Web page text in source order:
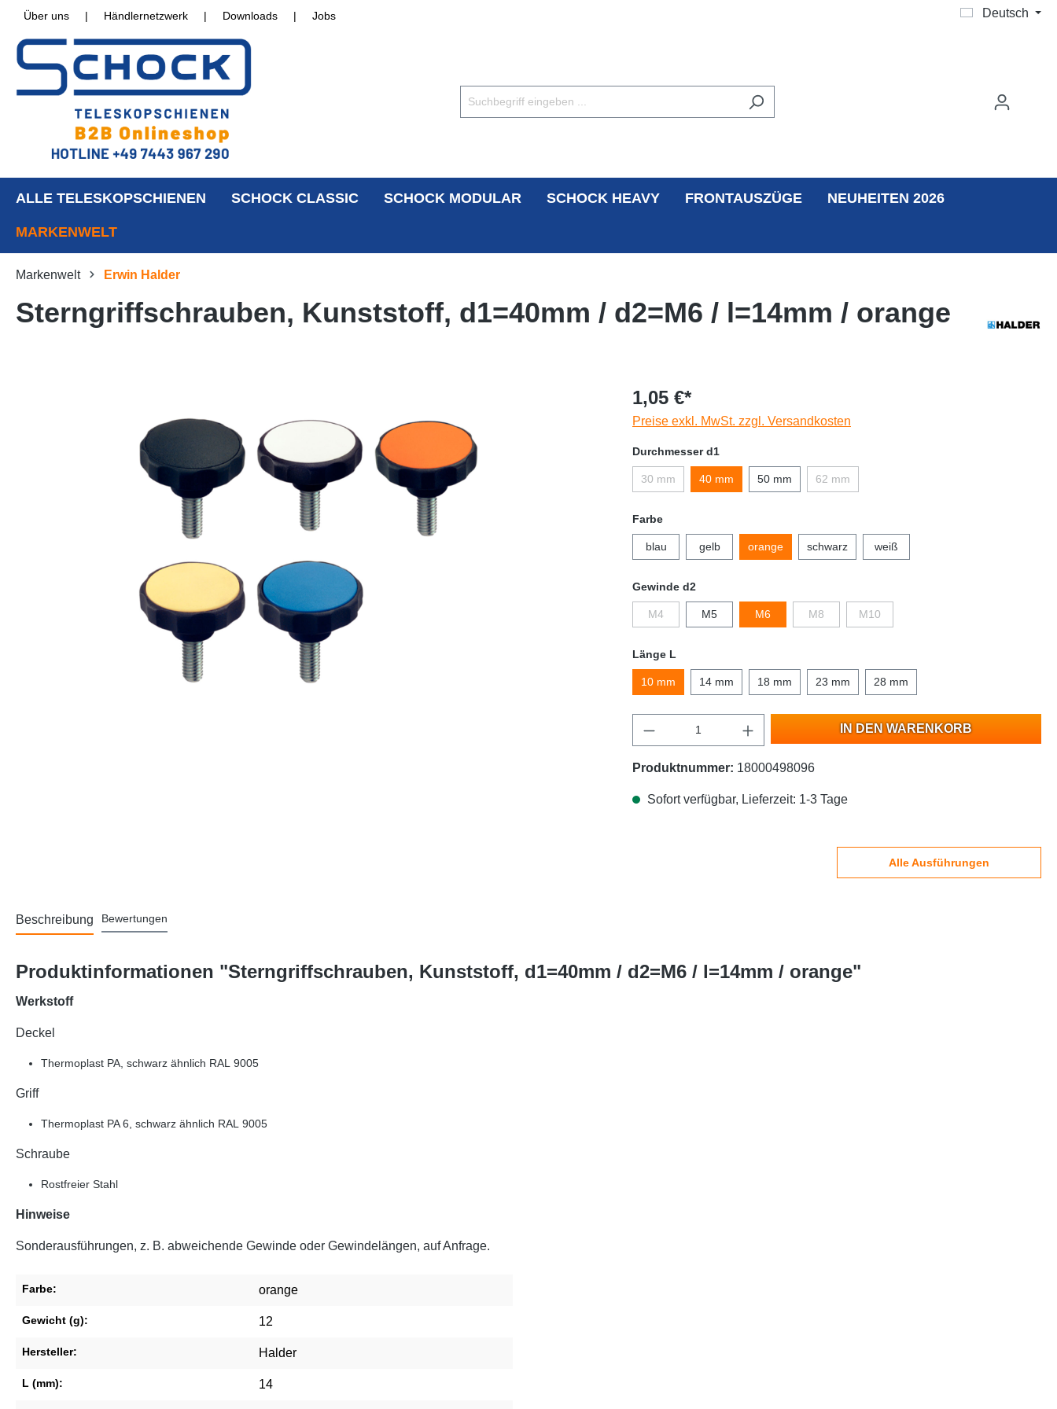
Über uns | Händlernetzwerk | Downloads | Jobs Deutsch
ALLE TELESKOPSCHIENEN SCHOCK CLASSIC SCHOCK MODULAR SCHOCK HEAVY FRONTAUSZÜGE NEUHEITEN 2026
MARKENWELT
Markenwelt Erwin Halder
Sterngriffschrauben, Kunststoff, d1=40mm / d2=M6 / l=14mm / orange
1,05 €*
Preise exkl. MwSt. zzgl. Versandkosten
Durchmesser d1
30 mm 40 mm 50 mm 62 mm
Farbe
blau gelb orange schwarz weiß
Gewinde d2
M4 M5 M6 M8 M10
Länge L
10 mm 14 mm 18 mm 23 mm 28 mm
IN DEN WARENKORB
Produktnummer: 18000498096
Sofort verfügbar, Lieferzeit: 1-3 Tage
Alle Ausführungen
Beschreibung Bewertungen
Produktinformationen "Sterngriffschrauben, Kunststoff, d1=40mm / d2=M6 / l=14mm / orange"
Werkstoff
Deckel
Thermoplast PA, schwarz ähnlich RAL 9005
Griff
Thermoplast PA 6, schwarz ähnlich RAL 9005
Schraube
Rostfreier Stahl
Hinweise
Sonderausführungen, z. B. abweichende Gewinde oder Gewindelängen, auf Anfrage.
Farbe: orange
Gewicht (g): 12
Hersteller: Halder
L (mm): 14